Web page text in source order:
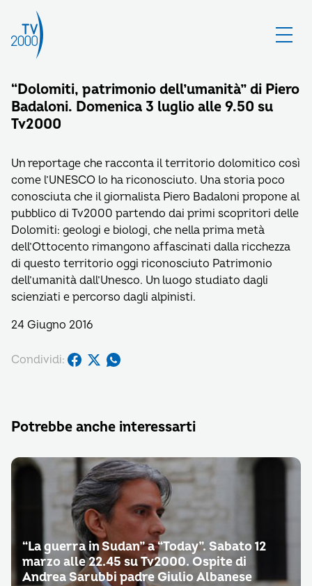
“Dolomiti, patrimonio dell’umanità” di Piero
Badaloni. Domenica 3 luglio alle 9.50 su
Tv2000
Un reportage che racconta il territorio dolomitico così
come l’UNESCO lo ha riconosciuto. Una storia poco
conosciuta che il giornalista Piero Badaloni propone al
pubblico di Tv2000 partendo dai primi scopritori delle
Dolomiti: geologi e biologi, che nella prima metà
dell’Ottocento rimangono affascinati dalla ricchezza
di questo territorio oggi riconosciuto Patrimonio
dell’umanità dall’Unesco. Un luogo studiato dagli
scienziati e percorso dagli alpinisti.
24 Giugno 2016
Condividi:
Potrebbe anche interessarti
“La guerra in Sudan” a “Today”. Sabato 12
marzo alle 22.45 su Tv2000. Ospite di
Andrea Sarubbi padre Giulio Albanese